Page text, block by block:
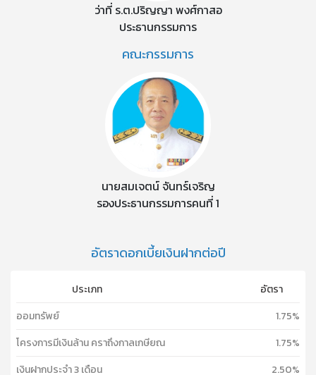
ว่าที่ ร.ต.ปริญญา พงศ์กาสอ
ประธานกรรมการ
คณะกรรมการ
นายสมเจตน์ จันทร์เจริญ
รองประธานกรรมการคนที่ 1
อัตราดอกเบี้ยเงินฝากต่อปี
ประเภท
อัตรา
ออมทรัพย์
1.75%
โครงการมีเงินล้าน คราถึงกาลเกษียณ
1.75%
เงินฝากประจำ 3 เดือน
2.50%